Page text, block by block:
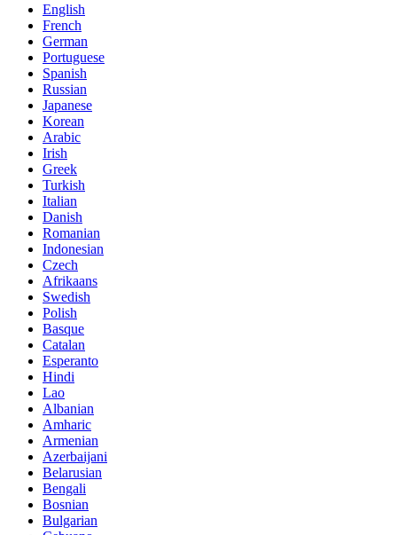
English
French
German
Portuguese
Spanish
Russian
Japanese
Korean
Arabic
Irish
Greek
Turkish
Italian
Danish
Romanian
Indonesian
Czech
Afrikaans
Swedish
Polish
Basque
Catalan
Esperanto
Hindi
Lao
Albanian
Amharic
Armenian
Azerbaijani
Belarusian
Bengali
Bosnian
Bulgarian